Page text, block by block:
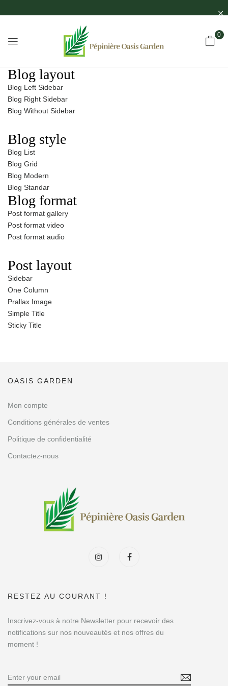
0
Blog layout
Blog Left Sidebar
Blog Right Sidebar
Blog Without Sidebar
Blog style
Blog List
Blog Grid
Blog Modern
Blog Standar
Blog format
Post format gallery
Post format video
Post format audio
Post layout
Sidebar
One Column
Prallax Image
Simple Title
Sticky Title
OASIS GARDEN
Mon compte
Conditions générales de ventes
Politique de confidentialité
Contactez-nous
RESTEZ AU COURANT !
Inscrivez-vous à notre Newsletter pour recevoir des
notifications sur nos nouveautés et nos offres du
moment !